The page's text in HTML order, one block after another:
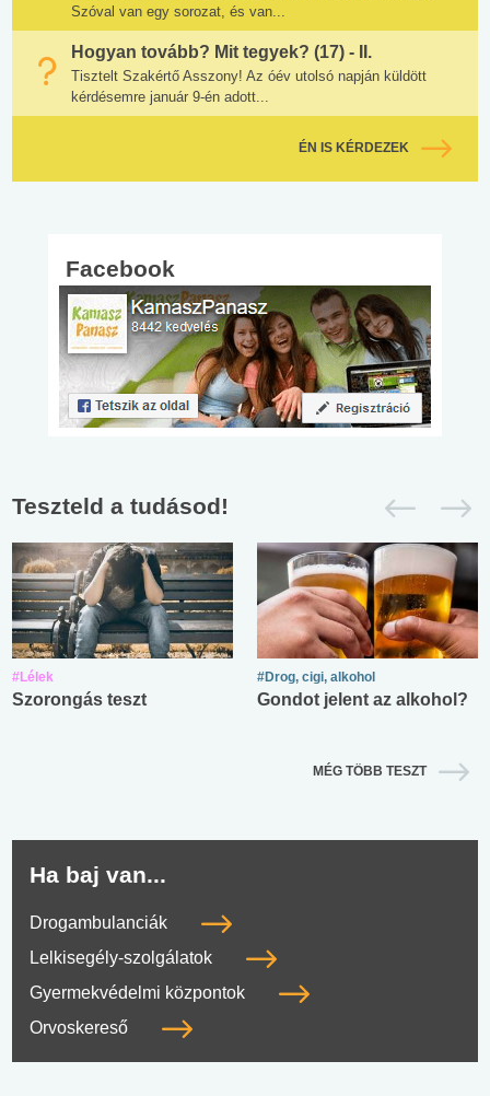
Szóval van egy sorozat, és van...
Hogyan tovább? Mit tegyek? (17) - II.
Tisztelt Szakértő Asszony! Az óév utolsó napján küldött
kérdésemre január 9-én adott...
ÉN IS KÉRDEZEK
Facebook
Teszteld a tudásod!
#Lélek
Szorongás teszt
#Drog, cigi, alkohol
Gondot jelent az alkohol?
MÉG TÖBB TESZT
Ha baj van...
Drogambulanciák
Lelkisegély-szolgálatok
Gyermekvédelmi központok
Orvoskereső